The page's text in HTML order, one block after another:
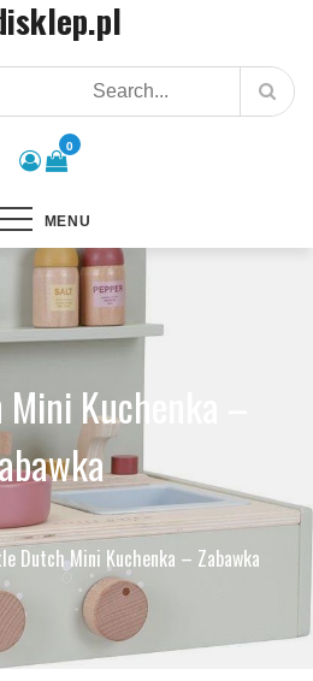
0
MENU
Kuchenka –
Dutch Mini Kuchenka – Zabawka